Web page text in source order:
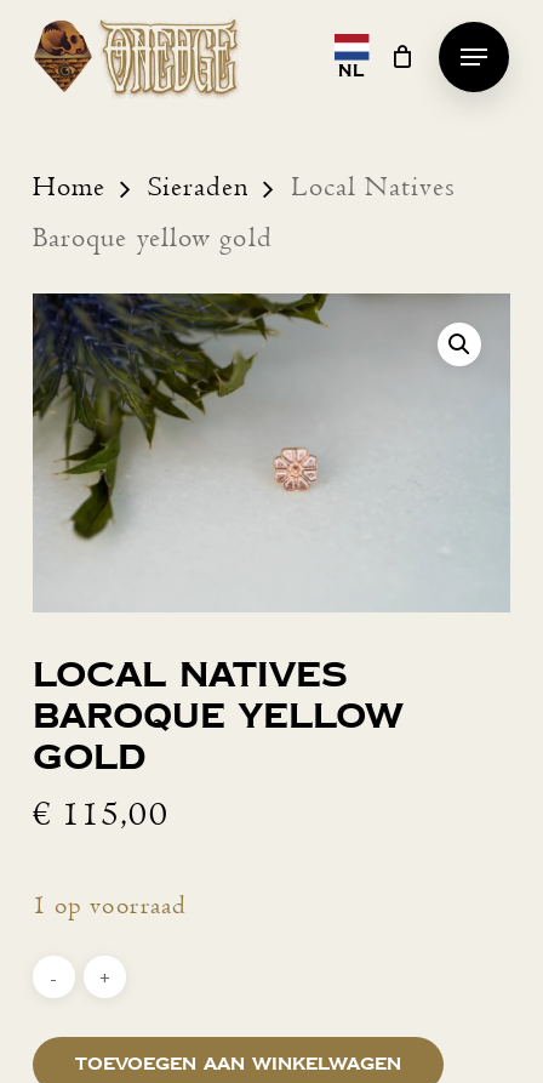
Skip
content
NL
Menu
Home Sieraden
Local Natives
Baroque yellow gold
Local Natives
Baroque yellow
gold
€ 115,00
1 op voorraad
Toevoegen aan winkelwagen